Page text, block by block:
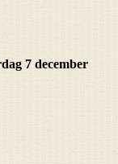
7 december